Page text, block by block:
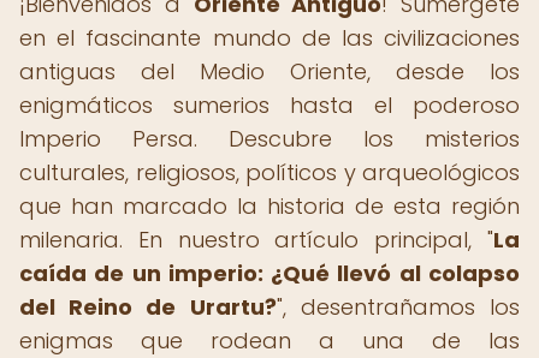
en el fascinante mundo de las civilizaciones
antiguas del Medio Oriente, desde los
enigmáticos sumerios hasta el poderoso
Imperio Persa. Descubre los misterios
culturales, religiosos, políticos y arqueológicos
que han marcado la historia de esta región
milenaria. En nuestro artículo principal, "La
caída de un imperio: ¿Qué llevó al colapso
del Reino de Urartu?", desentrañamos los
enigmas que rodean a una de las